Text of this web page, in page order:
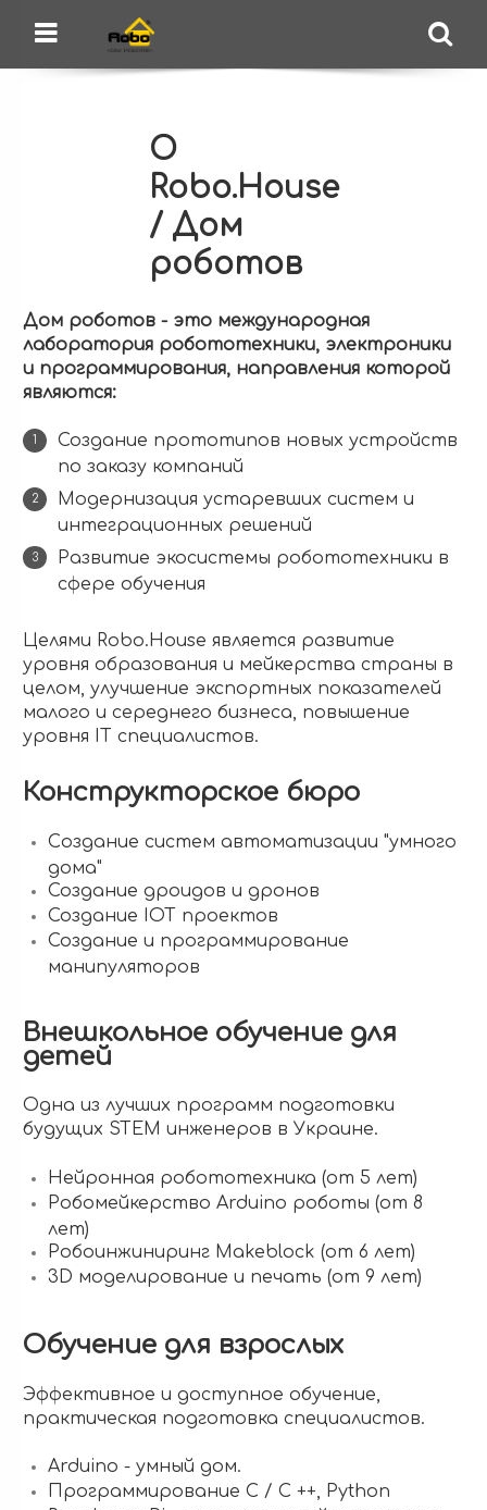
Menu
О
Robo.House
/ Дом
роботов
Дом роботов - это международная
лаборатория робототехники, электроники
и программирования, направления которой
являются:
Создание прототипов новых устройств
по заказу компаний
Модернизация устаревших систем и
интеграционных решений
Развитие экосистемы робототехники в
сфере обучения
Целями Robo.House является развитие
уровня образования и мейкерства страны в
целом, улучшение экспортных показателей
малого и середнего бизнеса, повышение
уровня IT специалистов.
Конструкторское бюро
Cоздание систем автоматизации "умного
дома"
Создание дроидов и дронов
Создание IOT проектов
Создание и программирование
манипуляторов
Внешкольное обучение для
детей
Одна из лучших программ подготовки
будущих STEM инженеров в Украине.
Нейронная робототехника (от 5 лет)
Робомейкерство Arduino роботы (от 8
лет)
Робоинжиниринг Makeblock (от 6 лет)
3D моделирование и печать (от 9 лет)
Обучение для взрослых
Эффективное и доступное обучение,
практическая подготовка специалистов.
Arduino - умный дом.
Программирование С / C ++, Python